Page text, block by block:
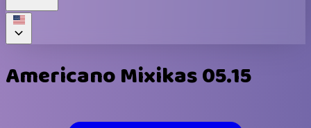
Americano Mixikas 05.15